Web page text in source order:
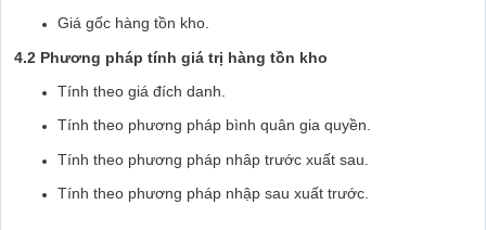
Giá gốc hàng tồn kho.
4.2 Phương pháp tính giá trị hàng tồn kho
Tính theo giá đích danh.
Tính theo phương pháp bình quân gia quyền.
Tính theo phương pháp nhâp trước xuất sau.
Tính theo phương pháp nhập sau xuất trước.